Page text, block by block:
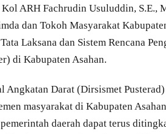
ARH Fachrudin Usuluddin, S.E.,
dan Tokoh Masyarakat
Laksana dan Sistem Rencana
di Kabupaten Asahan.
Darat (Dirsismet Pusterad)
masyarakat di Kabupaten
daerah dapat terus